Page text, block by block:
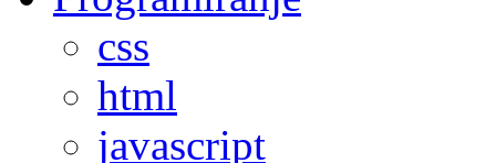
css
html
javascript